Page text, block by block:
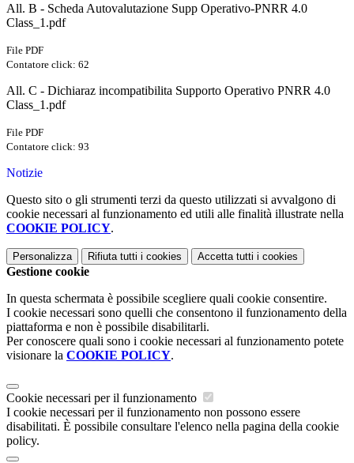
All. B - Scheda Autovalutazione Supp Operativo-PNRR 4.0
Class_1.pdf
File PDF
Contatore click: 62
All. C - Dichiaraz incompatibilita Supporto Operativo PNRR 4.0
Class_1.pdf
File PDF
Contatore click: 93
Notizie
Questo sito o gli strumenti terzi da questo utilizzati si avvalgono di
cookie necessari al funzionamento ed utili alle finalità illustrate nella
COOKIE POLICY.
Personalizza Rifiuta tutti i cookies Accetta tutti i cookies
Gestione cookie
In questa schermata è possibile scegliere quali cookie consentire.
I cookie necessari sono quelli che consentono il funzionamento della
piattaforma e non è possibile disabilitarli.
Per conoscere quali sono i cookie necessari al funzionamento potete
visionare la COOKIE POLICY.
Cookie necessari per il funzionamento
I cookie necessari per il funzionamento non possono essere
disabilitati. È possibile consultare l'elenco nella pagina della cookie
policy.